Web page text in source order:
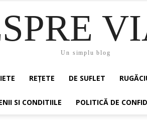
Un simplu blog
REȚETE DE SUFLET
SI CONDITIILE POLITICĂ DE